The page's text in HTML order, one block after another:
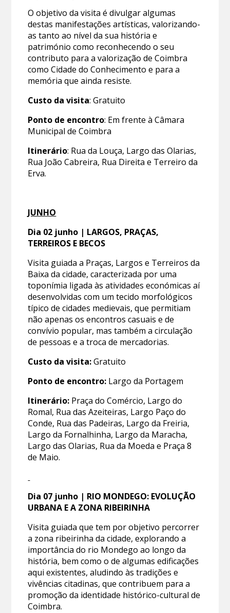
O objetivo da visita é divulgar algumas
destas manifestações artísticas, valorizando-
as tanto ao nível da sua história e
património como reconhecendo o seu
contributo para a valorização de Coimbra
como Cidade do Conhecimento e para a
memória que ainda resiste.
Custo da visita: Gratuito
Ponto de encontro: Em frente à Câmara
Municipal de Coimbra
Itinerário: Rua da Louça, Largo das Olarias,
Rua João Cabreira, Rua Direita e Terreiro da
Erva.
JUNHO
Dia 02 junho | LARGOS, PRAÇAS,
TERREIROS E BECOS
Visita guiada a Praças, Largos e Terreiros da
Baixa da cidade, caracterizada por uma
toponímia ligada às atividades económicas aí
desenvolvidas com um tecido morfológicos
típico de cidades medievais, que permitiam
não apenas os encontros casuais e de
convívio popular, mas também a circulação
de pessoas e a troca de mercadorias.
Custo da visita:Gratuito
Ponto de encontro: Largo da Portagem
Itinerário: Praça do Comércio, Largo do
Romal, Rua das Azeiteiras, Largo Paço do
Conde, Rua das Padeiras, Largo da Freiria,
Largo da Fornalhinha, Largo da Maracha,
Largo das Olarias, Rua da Moeda e Praça 8
de Maio.
Dia 07 junho | RIO MONDEGO: EVOLUÇÃO
URBANA E A ZONA RIBEIRINHA
Visita guiada que tem por objetivo percorrer
a zona ribeirinha da cidade, explorando a
importância do rio Mondego ao longo da
história, bem como o de algumas edificações
aqui existentes, aludindo às tradições e
vivências citadinas, que contribuem para a
promoção da identidade histórico-cultural de
Coimbra.